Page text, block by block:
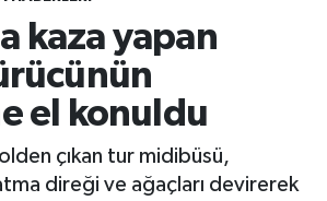
kaza yapan
el konuldu
çıkan tur midibüsü,
direği ve ağaçları devirerek
Durumu ve Fikstür